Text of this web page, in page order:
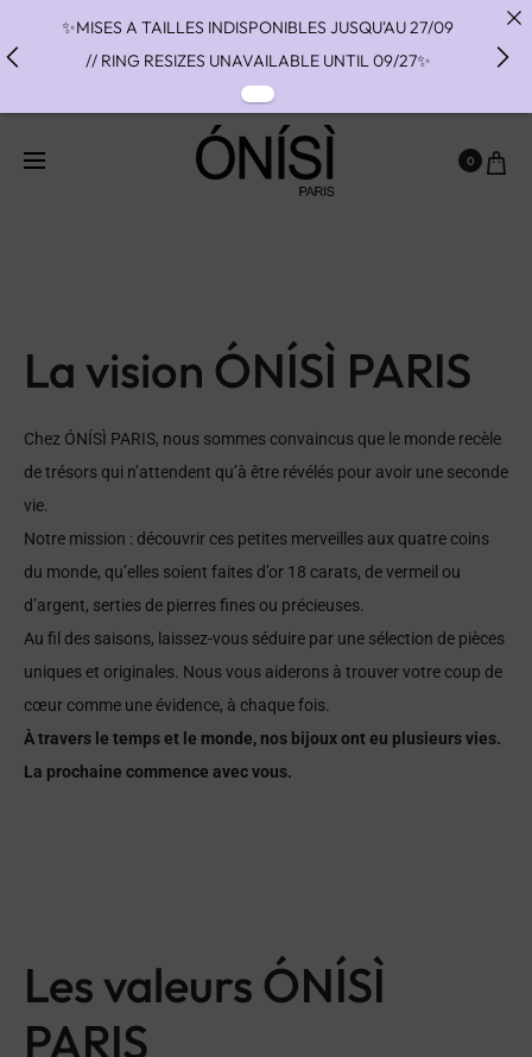
0
La vision ÓNÍSÌ PARIS
Chez ÓNÍSÌ PARIS, nous sommes convaincus que le monde recèle
de trésors qui n’attendent qu’à être révélés pour avoir une seconde
vie.
Notre mission : découvrir ces petites merveilles aux quatre coins
du monde, qu’elles soient faites d’or 18 carats, de vermeil ou
d’argent, serties de pierres fines ou précieuses.
Au fil des saisons, laissez-vous séduire par une sélection de pièces
uniques et originales. Nous vous aiderons à trouver votre coup de
cœur comme une évidence, à chaque fois.
À travers le temps et le monde, nos bijoux ont eu plusieurs vies.
La prochaine commence avec vous.
Les valeurs ÓNÍSÌ
PARIS
✨MISES A TAILLES INDISPONIBLES JUSQU'AU 27/09
// RING RESIZES UNAVAILABLE UNTIL 09/27✨
✨ FAST SHIPPING TO THE US WITH DHL EXPRESS -
NO SUPRISE DUTIES AT DELIVERY ✨
✨ PAIEMENT EN 3 OU 4 FOIS SANS FRAIS AVEC